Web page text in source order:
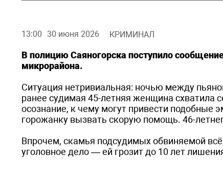
13:00 30 июня 2026 КРИМИНАЛ
В полицию Саяногорска поступило
микрорайона.
Ситуация нетривиальная: ночью между
ранее судимая 45-летняя женщина схватила
осознание, к чему могут привести подобные
горожанку вызвать скорую помощь. 46-
Впрочем, скамья подсудимых обвиняемой
уголовное дело — ей грозит до 10 лет